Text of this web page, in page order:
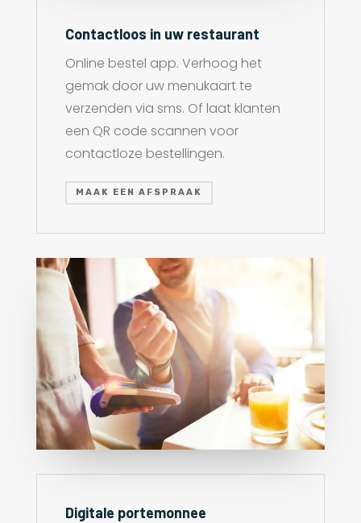
Contactloos in uw restaurant
Online bestel app. Verhoog het
gemak door uw menukaart te
verzenden via sms. Of laat klanten
een QR code scannen voor
contactloze bestellingen.
MAAK EEN AFSPRAAK
Digitale portemonnee